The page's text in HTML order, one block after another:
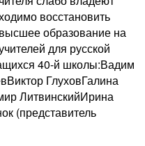
восстановить
образование на
для русской
40-й школы:Вадим
ГлуховГалина
ЛитвинскийИрина
(представитель